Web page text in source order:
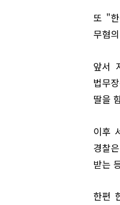
또 "
무혐
앞서
법무
딸을
이후
경찰
받는
한편